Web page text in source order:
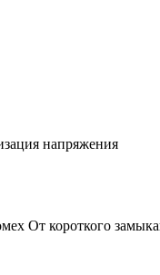
напряжения
От короткого